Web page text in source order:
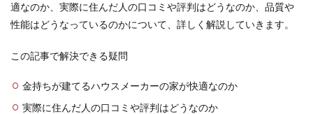
適なのか、実際に住んだ人の口コミや評判はどうなのか、品質や
性能はどうなっているのかについて、詳しく解説していきます。
この記事で解決できる疑問
金持ちが建てるハウスメーカーの家が快適なのか
実際に住んだ人の口コミや評判はどうなのか